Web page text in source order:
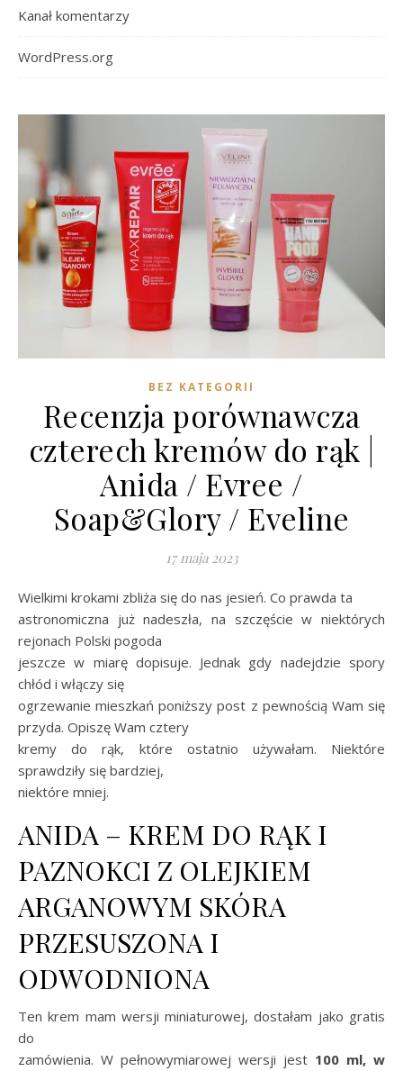
Kanał komentarzy
WordPress.org
BEZ KATEGORII
Recenzja porównawcza
czterech kremów do rąk |
Anida / Evree /
Soap&Glory / Eveline
17 maja 2023
Wielkimi krokami zbliża się do nas jesień. Co prawda ta
astronomiczna już nadeszła, na szczęście w niektórych
rejonach Polski pogoda
jeszcze w miarę dopisuje. Jednak gdy nadejdzie spory
chłód i włączy się
ogrzewanie mieszkań poniższy post z pewnością Wam się
przyda. Opiszę Wam cztery
kremy do rąk, które ostatnio używałam. Niektóre
sprawdziły się bardziej,
niektóre mniej.
ANIDA – KREM DO RĄK I
PAZNOKCI Z OLEJKIEM
ARGANOWYM SKÓRA
PRZESUSZONA I
ODWODNIONA
Ten krem mam wersji miniaturowej, dostałam jako gratis
do
zamówienia. W pełnowymiarowej wersji jest 100 ml, w